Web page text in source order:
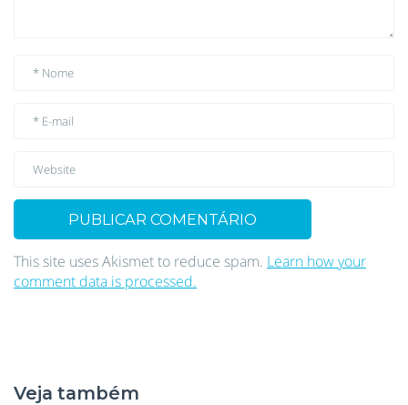
This site uses Akismet to reduce spam. Learn how your
comment data is processed.
Veja também